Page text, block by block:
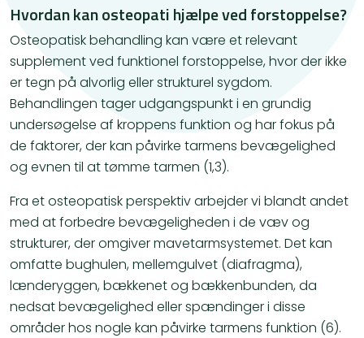
Hvordan kan osteopati hjælpe ved forstoppelse?
Osteopatisk behandling kan være et relevant
supplement ved funktionel forstoppelse, hvor der ikke
er tegn på alvorlig eller strukturel sygdom.
Behandlingen tager udgangspunkt i en grundig
undersøgelse af kroppens funktion og har fokus på
de faktorer, der kan påvirke tarmens bevægelighed
og evnen til at tømme tarmen (1,3).
Fra et osteopatisk perspektiv arbejder vi blandt andet
med at forbedre bevægeligheden i de væv og
strukturer, der omgiver mavetarmsystemet. Det kan
omfatte bughulen, mellemgulvet (diafragma),
lænderyggen, bækkenet og bækkenbunden, da
nedsat bevægelighed eller spændinger i disse
områder hos nogle kan påvirke tarmens funktion (6).